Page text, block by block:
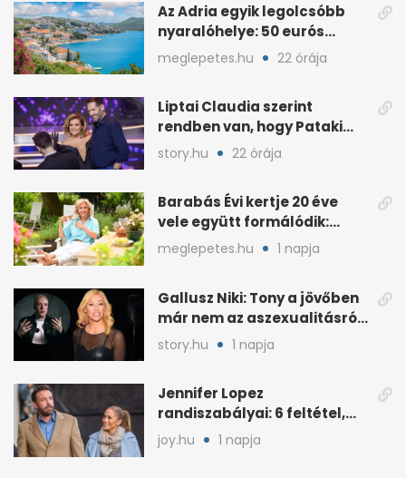
Az Adria egyik legolcsóbb
nyaralóhelye: 50 eurós
apartman, 1 eurós kávé
meglepetes.hu 22 órája
Liptai Claudia szerint
rendben van, hogy Pataki
Ádám más nőért rajong
story.hu 22 órája
Barabás Évi kertje 20 éve
vele együtt formálódik:
„Szimbiózisban élünk”
meglepetes.hu 1 napja
Gallusz Niki: Tony a jövőben
már nem az aszexualitásról
ír dalt
story.hu 1 napja
Jennifer Lopez
randiszabályai: 6 feltétel,
amit a párjától elvár
joy.hu 1 napja